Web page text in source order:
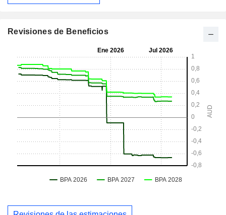
Revisiones de Beneficios